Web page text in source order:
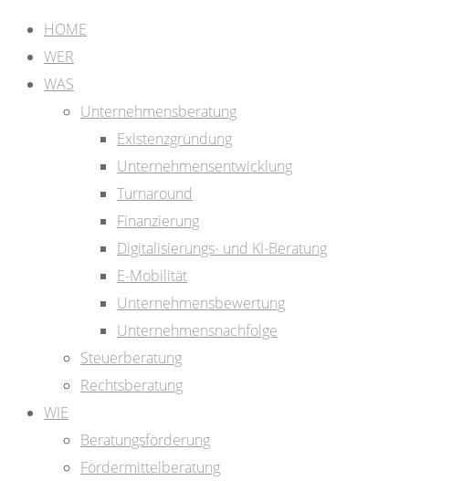
HOME
WER
WAS
Unternehmensberatung
Existenzgründung
Unternehmensentwicklung
Turnaround
Finanzierung
Digitalisierungs- und KI-Beratung
E-Mobilität
Unternehmensbewertung
Unternehmensnachfolge
Steuerberatung
Rechtsberatung
WIE
Beratungsförderung
Fördermittelberatung